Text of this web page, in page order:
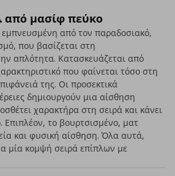
από μασίφ πεύκο
εμπνευσμένη από τον παραδοσιακό,
που βασίζεται στη
απλότητα. Κατασκευάζεται από
που φαίνεται τόσο στη
της. Οι προσεκτικά
δημιουργούν μια αίσθηση
χαρακτήρα στη σειρά και κάνει
Επιπλέον, το βουρτσισμένο, ματ
και φυσική αίσθηση. Όλα αυτά,
μία κομψή σειρά επίπλων με